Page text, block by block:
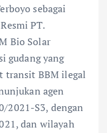
sebagai
PT.
Bio Solar
gudang yang
transit BBM ilegal
agen
2021-S3, dengan
dan wilayah